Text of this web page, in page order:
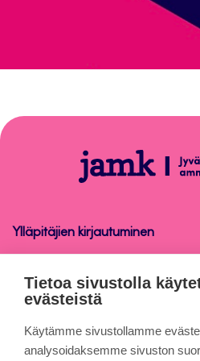
Opinnäytetyö
Ylläpitäjien kirjautuminen
Opinnäytetyö
Tietoa sivuista
Tietoa sivustolla
evästeistä
Käytämme sivustollamme
analysoidaksemme sivuston